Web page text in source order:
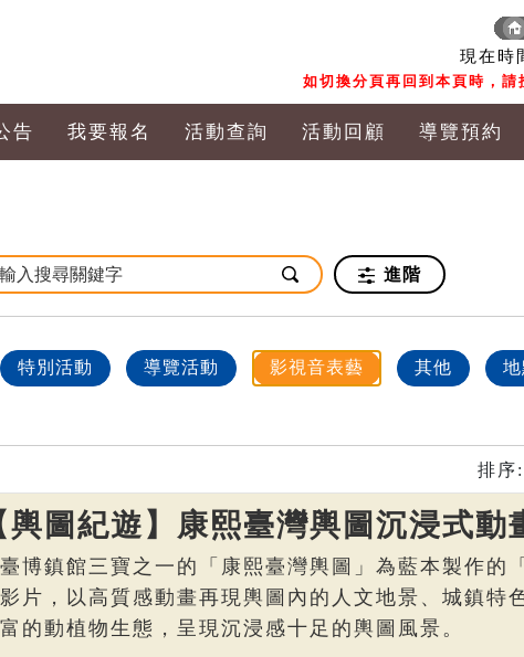
現在時
如切換分頁再回到本頁時，
告 我要報名 活動查詢 活動回顧 導覽預約
進階
特別活動 導覽活動 影視音表藝 其他
排序:
輿圖紀遊】康熙臺灣輿圖沉浸式動
博鎮館三寶之一的「康熙臺灣輿圖」為藍本製作的
片，以高質感動畫再現輿圖內的人文地景、城鎮特
的動植物生態，呈現沉浸感十足的輿圖風景。